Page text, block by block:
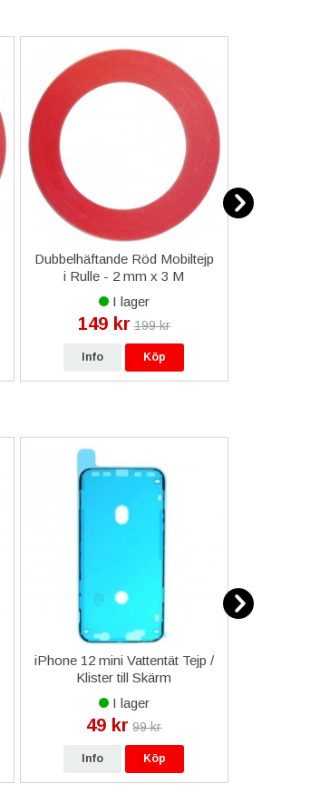
Dubbelhäftande Röd Mobiltejp
i Rulle - 2 mm x 3 M
I lager
149 kr 199 kr
Info Köp
iPhone 12 mini Vattentät Tejp /
Klister till Skärm
I lager
49 kr 99 kr
Info Köp